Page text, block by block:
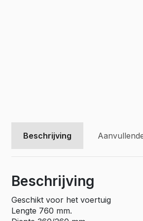
Beschrijving
Beschrijving
Geschikt voor het voertuig
Lengte 760 mm.